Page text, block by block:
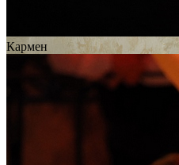
Кармен